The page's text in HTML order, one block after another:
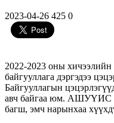
2023-04-26 425 0
2022-2023 оны
байгууллага дэргэдээ
Байгууллагын
авч байгаа юм. АШУҮИС
багш, эмч нарынхаа